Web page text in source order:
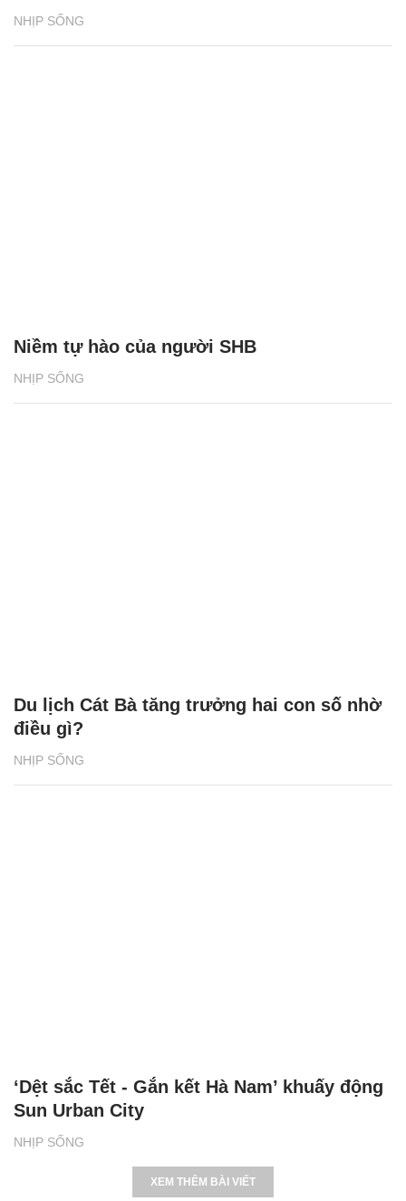
NHỊP SỐNG
NHỊP SỐNG
Niềm tự hào của người SHB
NHỊP SỐNG
Du lịch Cát Bà tăng trưởng hai con số nhờ
điều gì?
NHỊP SỐNG
‘Dệt sắc Tết - Gắn kết Hà Nam’ khuấy động
Sun Urban City
XEM THÊM BÀI VIẾT